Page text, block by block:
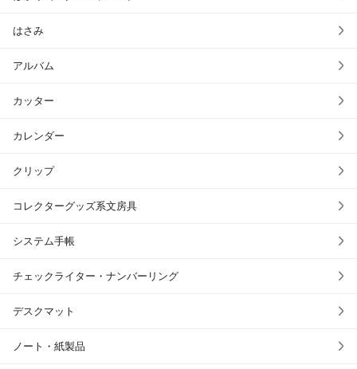
はさみ
アルバム
カッター
カレンダー
クリップ
コレクターグッズ系文房具
システム手帳
チェックライター・ナンバーリング
デスクマット
ノート・紙製品